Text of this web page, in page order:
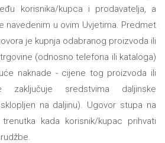
korisnika/kupca i prodavatelja, a
navedenim u ovim Uvjetima. Predmet
je kupnja odabranog proizvoda ili
(odnosno telefona ili kataloga)
naknade - cijene tog proizvoda ili
sredstvima daljinske
na daljinu). Ugovor stupa na
kada korisnik/kupac prihvati